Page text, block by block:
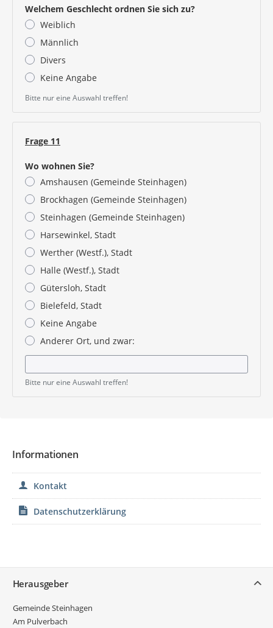
Welchem Geschlecht ordnen Sie sich zu?
Weiblich
Männlich
Divers
Keine Angabe
Bitte nur eine Auswahl treffen!
Frage 11
Wo wohnen Sie?
Amshausen (Gemeinde Steinhagen)
Brockhagen (Gemeinde Steinhagen)
Steinhagen (Gemeinde Steinhagen)
Harsewinkel, Stadt
Werther (Westf.), Stadt
Halle (Westf.), Stadt
Gütersloh, Stadt
Bielefeld, Stadt
Keine Angabe
Anderer Ort, und zwar:
Bitte nur eine Auswahl treffen!
Informationen
Kontakt
Datenschutzerklärung
Herausgeber
Gemeinde Steinhagen
Am Pulverbach